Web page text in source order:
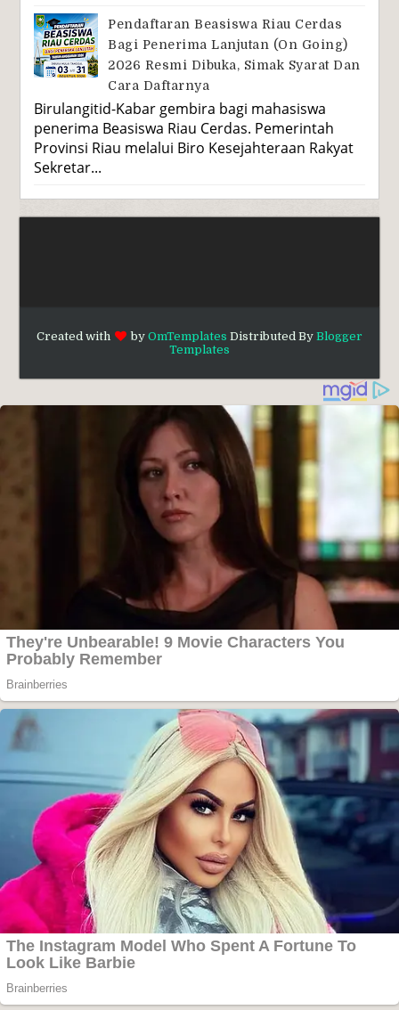
Pendaftaran Beasiswa Riau Cerdas
Bagi Penerima Lanjutan (On Going)
2026 Resmi Dibuka, Simak Syarat Dan
Cara Daftarnya
Birulangitid-Kabar gembira bagi mahasiswa
penerima Beasiswa Riau Cerdas. Pemerintah
Provinsi Riau melalui Biro Kesejahteraan Rakyat
Sekretar...
Created with by OmTemplates Distributed By Blogger
Templates